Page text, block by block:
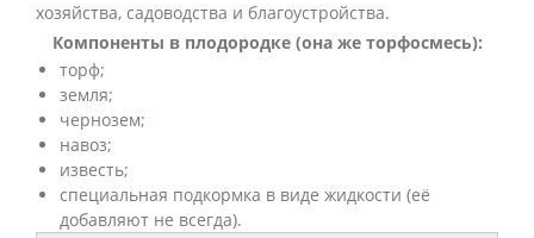
хозяйства, садоводства и благоустройства.
Компоненты в плодородке (она же торфосмесь):
торф;
земля;
чернозем;
навоз;
известь;
специальная подкормка в виде жидкости (её
добавляют не всегда).